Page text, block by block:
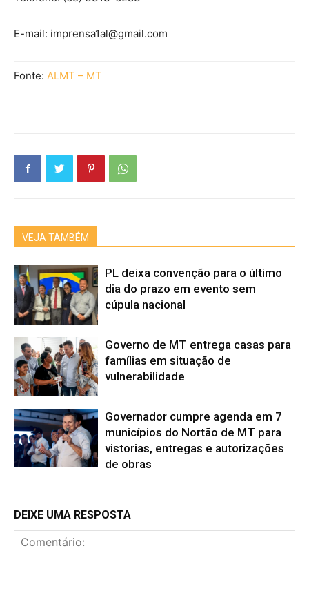
E-mail: imprensa1al@gmail.com
Fonte: ALMT – MT
VEJA TAMBÉM
PL deixa convenção para o último
dia do prazo em evento sem
cúpula nacional
Governo de MT entrega casas para
famílias em situação de
vulnerabilidade
Governador cumpre agenda em 7
municípios do Nortão de MT para
vistorias, entregas e autorizações
de obras
DEIXE UMA RESPOSTA